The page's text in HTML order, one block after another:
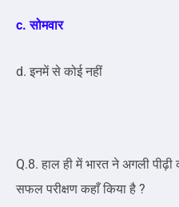
c. सोमवार
d. इनमें से कोई नहीं
Q.8. हाल ही में भारत ने अगली
सफल परीक्षण कहाँ किया है ?